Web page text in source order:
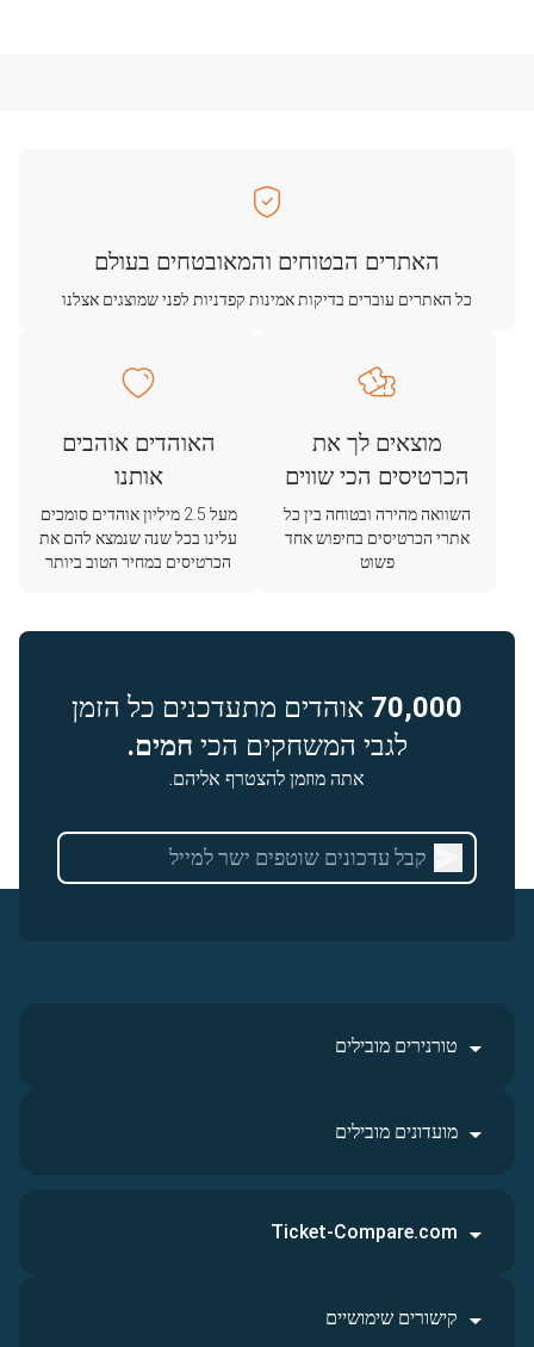
האתרים הבטוחים והמאובטחים בעולם
כל האתרים עוברים בדיקות אמינות קפדניות לפני שמוצגים אצלנו
מוצאים לך את
הכרטיסים הכי שווים
השוואה מהירה ובטוחה בין כל
אתרי הכרטיסים בחיפוש אחד
פשוט
האוהדים אוהבים
אותנו
מעל 2.5 מיליון אוהדים סומכים
עלינו בכל שנה שנמצא להם את
הכרטיסים במחיר הטוב ביותר
70,000 אוהדים מתעדכנים כל הזמן
לגבי המשחקים הכי חמים.
אתה מוזמן להצטרף אליהם.
טורנירים מובילים
מועדונים מובילים
Ticket-Compare.com
קישורים שימושיים